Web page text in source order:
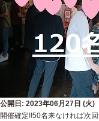
公開日: 2023年06月27日 (火)
開催確定!!50名来なければ次